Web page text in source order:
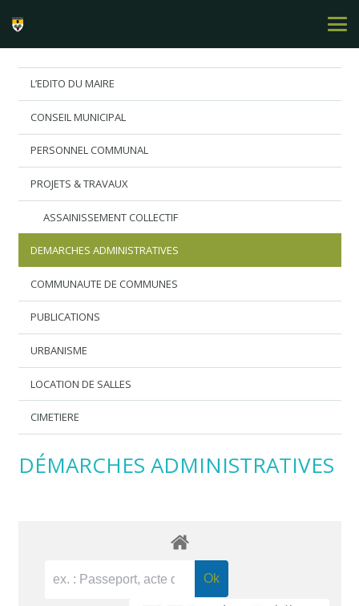
L’EDITO DU MAIRE
CONSEIL MUNICIPAL
PERSONNEL COMMUNAL
PROJETS & TRAVAUX
ASSAINISSEMENT COLLECTIF
DEMARCHES ADMINISTRATIVES
COMMUNAUTE DE COMMUNES
PUBLICATIONS
URBANISME
LOCATION DE SALLES
CIMETIERE
DÉMARCHES ADMINISTRATIVES